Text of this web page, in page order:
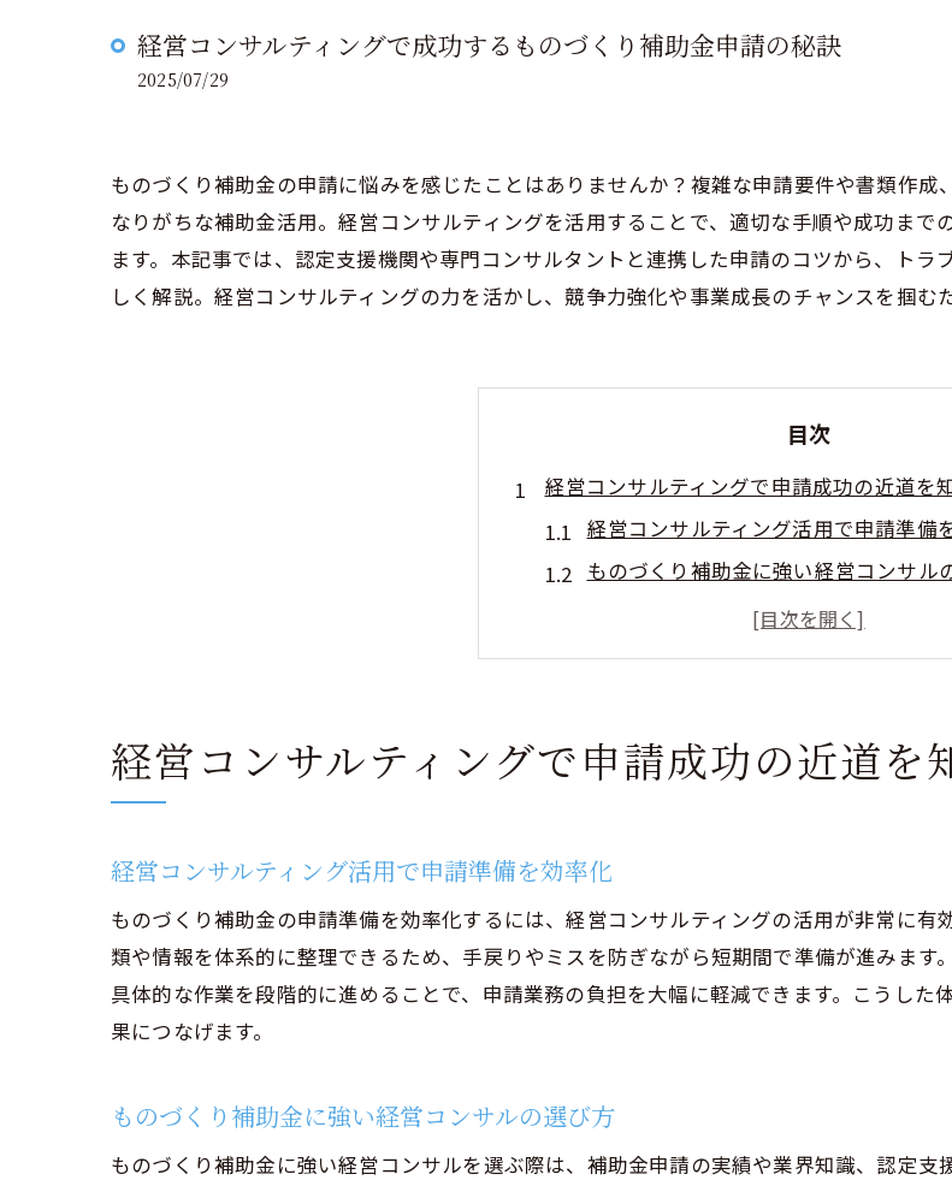
経営コンサルティングで成功するものづくり補助金申請の秘訣
2025/07/29
ものづくり補助金の申請に悩みを感じたことはありませんか？複雑な申請要件や書類作
なりがちな補助金活用。経営コンサルティングを活用することで、適切な手順や成功ま
ます。本記事では、認定支援機関や専門コンサルタントと連携した申請のコツから、ト
しく解説。経営コンサルティングの力を活かし、競争力強化や事業成長のチャンスを掴む
目次
経営コンサルティングで申請成功の近道を
経営コンサルティング活用で申請準備
ものづくり補助金に強い経営コンサル
経営コンサルティングが申請成功率を
経営コンサルティングで申請書類の質
経営コンサルティング導入で競争力強
ものづくり補助金の効率的な進め方を解説
ものづくり補助金申請の最適なスケジ
経営コンサルティングが示す審査通過
経営コンサルティング活用で書類作成
ものづくり補助金申請で注意すべき最
経営コンサルティング利用時の申請代
ものづくり補助金申請代行の違法リス
経営コンサルティングで申請成功の近道を
経営コンサルティング活用で申請準備を効率化
ものづくり補助金の申請準備を効率化するには、経営コンサルティングの活用が非常に
類や情報を体系的に整理できるため、手戻りやミスを防ぎながら短期間で準備が進みます
具体的な作業を段階的に進めることで、申請業務の負担を大幅に軽減できます。こうし
果につなげます。
ものづくり補助金に強い経営コンサルの選び方
ものづくり補助金に強い経営コンサルを選ぶ際は、補助金申請の実績や業界知識、認定